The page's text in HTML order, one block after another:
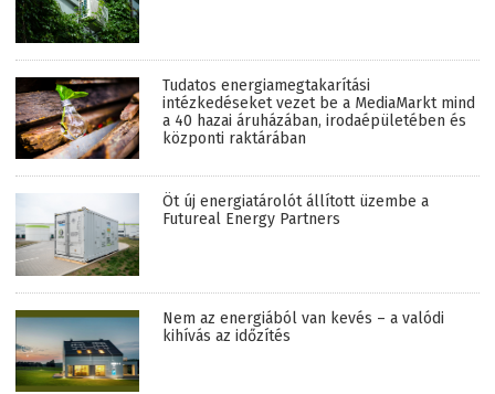
Tudatos energiamegtakarítási
intézkedéseket vezet be a MediaMarkt mind
a 40 hazai áruházában, irodaépületében és
központi raktárában
Öt új energiatárolót állított üzembe a
Futureal Energy Partners
Nem az energiából van kevés – a valódi
kihívás az időzítés